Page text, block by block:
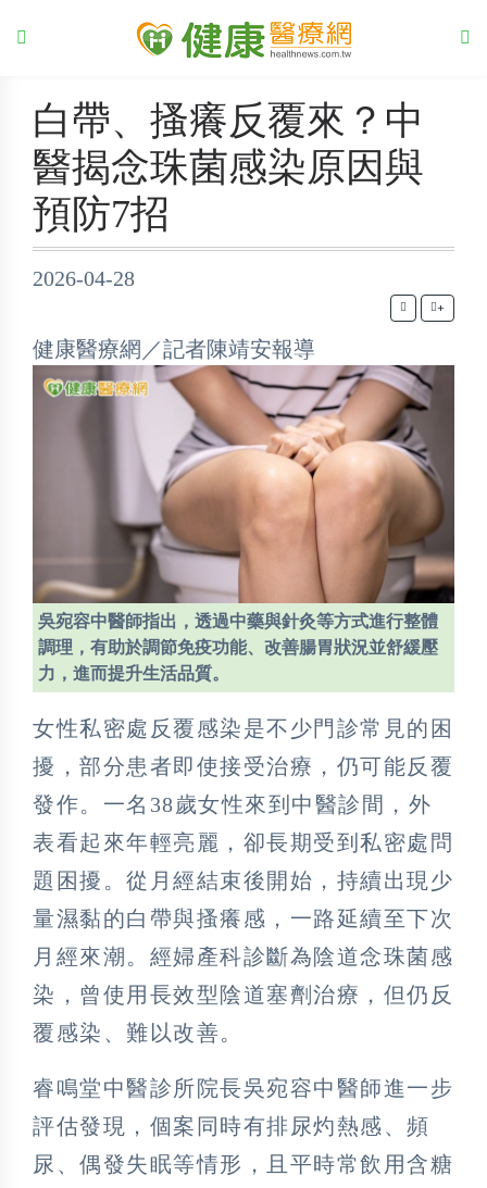
白帶、搔癢反覆來？中
醫揭念珠菌感染原因與
預防7招
2026-04-28
+
健康醫療網／記者陳靖安報導
吳宛容中醫師指出，透過中藥與針灸等方式進行整體
調理，有助於調節免疫功能、改善腸胃狀況並舒緩壓
力，進而提升生活品質。
女性私密處反覆感染是不少門診常見的困
擾，部分患者即使接受治療，仍可能反覆
發作。一名38歲女性來到中醫診間，外
表看起來年輕亮麗，卻長期受到私密處問
題困擾。從月經結束後開始，持續出現少
量濕黏的白帶與搔癢感，一路延續至下次
月經來潮。經婦產科診斷為陰道念珠菌感
染，曾使用長效型陰道塞劑治療，但仍反
覆感染、難以改善。
睿鳴堂中醫診所院長吳宛容中醫師進一步
評估發現，個案同時有排尿灼熱感、頻
尿、偶發失眠等情形，且平時常飲用含糖